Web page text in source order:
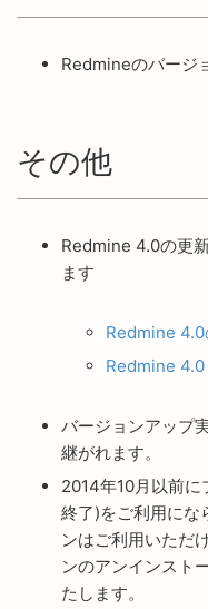
Redmineのバージ
その他
Redmine 4.0の更
ます
Redmine 4.0
Redmine 4.0
バージョンアップ
継がれます。
2014年10月以前に
終了)をご利用にな
ンはご利用いただ
ンのアンインスト
たします。